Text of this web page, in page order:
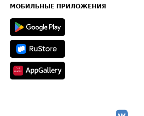
Техническая информация
МОБИЛЬНЫЕ ПРИЛОЖЕНИЯ